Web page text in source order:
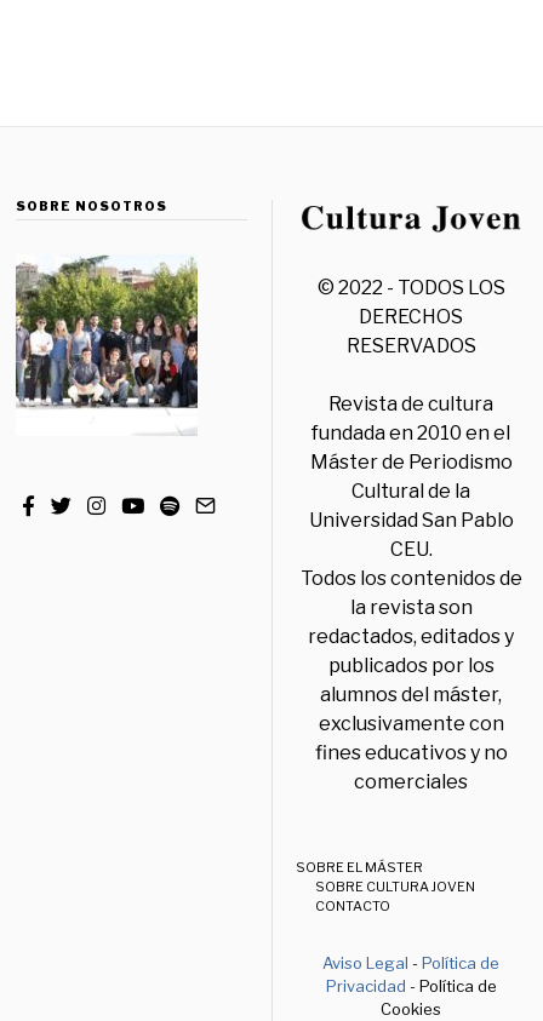
SOBRE NOSOTROS
© 2022 - TODOS LOS
DERECHOS
RESERVADOS
Revista de cultura
fundada en 2010 en el
Máster de Periodismo
Cultural de la
Universidad San Pablo
CEU.
Todos los contenidos de
la revista son
redactados, editados y
publicados por los
alumnos del máster,
exclusivamente con
fines educativos y no
comerciales
SOBRE EL MÁSTER
SOBRE CULTURA JOVEN
CONTACTO
Aviso Legal -Política de
Privacidad - Política de
Cookies